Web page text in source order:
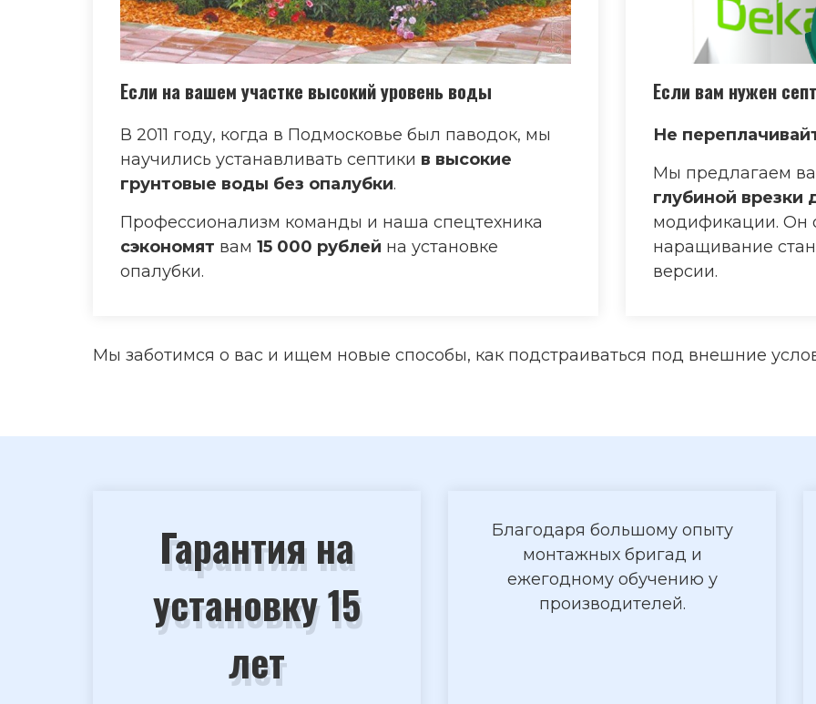
Если на вашем участке высокий уровень воды
В 2011 году, когда в Подмосковье был паводок, мы
научились устанавливать септики в высокие
грунтовые воды без опалубки.
Профессионализм команды и наша спецтехника
сэкономят вам 15 000 рублей на установке
опалубки.
Если вам нужен
Не
Мы предлагаем
глубиной врезки
модификации. Он
наращивание
версии.
Мы заботимся о вас и ищем новые способы, как подстраиваться под внешние
Гарантия на
установку 15
лет
Благодаря большому опыту
монтажных бригад и
ежегодному обучению у
производителей.